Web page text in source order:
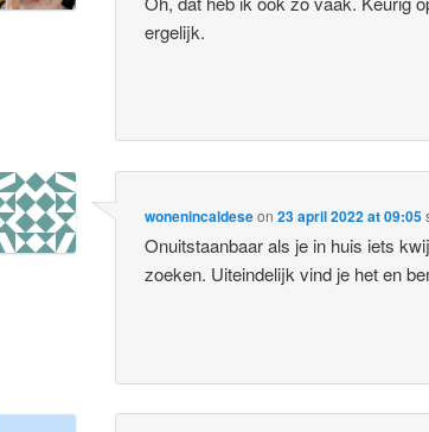
ergelijk.
wonenincaldeseon23 april 2022 at 09:05
Onuitstaanbaar als je in huis iets
zoeken. Uiteindelijk vind je het en